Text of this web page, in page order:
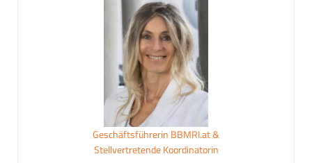
Geschäftsführerin BBMRI.at &
Stellvertretende Koordinatorin